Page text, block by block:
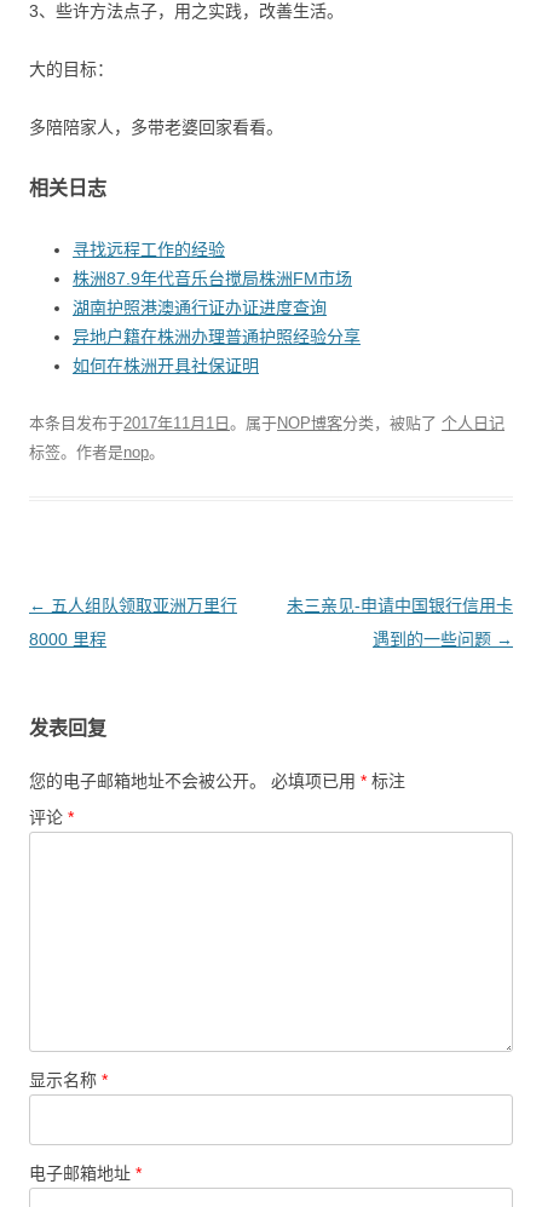
3、些许方法点子，用之实践，改善生活。
大的目标：
多陪陪家人，多带老婆回家看看。
相关日志
寻找远程工作的经验
株洲87.9年代音乐台搅局株洲FM市场
湖南护照港澳通行证办证进度查询
异地户籍在株洲办理普通护照经验分享
如何在株洲开具社保证明
本条目发布于2017年11月1日 。属于NOP博客分类，被贴了 个人日记
标签。 作者是nop。
文
章
← 五人组队领取亚洲万里行
8000 里程
未三亲见-申请中国银行信用卡
遇到的一些问题 →
发表回复
您的电子邮箱地址不会被公开。 必填项已用 * 标注
评论 *
显示名称 *
电子邮箱地址 *